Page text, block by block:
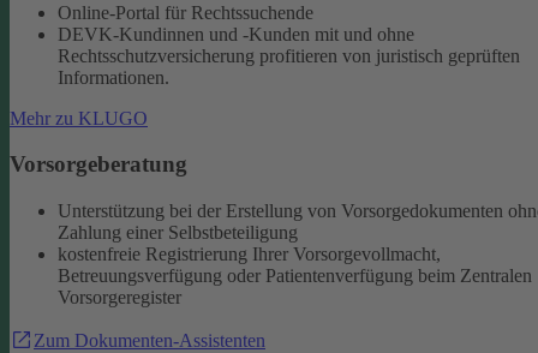
Online-Portal für Rechtssuchende
DEVK-Kundinnen und -Kunden mit und ohne
Rechtsschutzversicherung profitieren von juristisch geprüften
Informationen.
Mehr zu KLUGO
Vorsorgeberatung
Unterstützung bei der Erstellung von Vorsorgedokumenten
Zahlung einer Selbstbeteiligung
kostenfreie Registrierung Ihrer Vorsorgevollmacht,
Betreuungsverfügung oder Patientenverfügung beim Zentralen
Vorsorgeregister
Zum Dokumenten-Assistenten